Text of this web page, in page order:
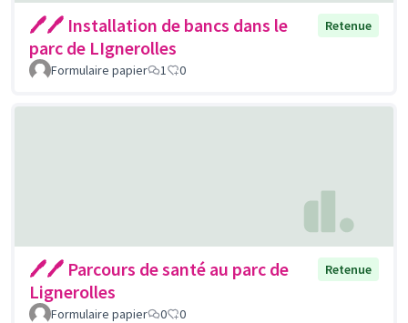
🖊🖊 Installation de bancs dans le
parc de LIgnerolles
Retenue
Formulaire papier 1 0
🖊🖊 Parcours de santé au parc de
Lignerolles
Retenue
Formulaire papier 0 0